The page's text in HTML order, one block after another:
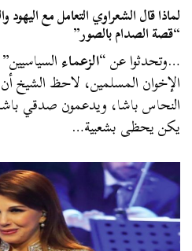
لماذا قال الشعراوي التعامل مع
“قصة الصدام بالصور”
…وتحدثوا عن “الزعماء
الإخوان المسلمين، لاحظ الشيخ
النحاس باشا، ويدعمون صدقي
يكن يحظى بشعبية…